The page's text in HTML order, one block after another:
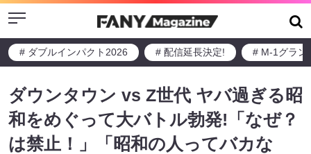
Menu
# ダブルインパクト2026 # 配信延長決定! # M-1グラン
ダウンタウン vs Z世代 ヤバ過ぎる昭
和をめぐって大バトル勃発!「なぜ？
は禁止！」「昭和の人ってバカな